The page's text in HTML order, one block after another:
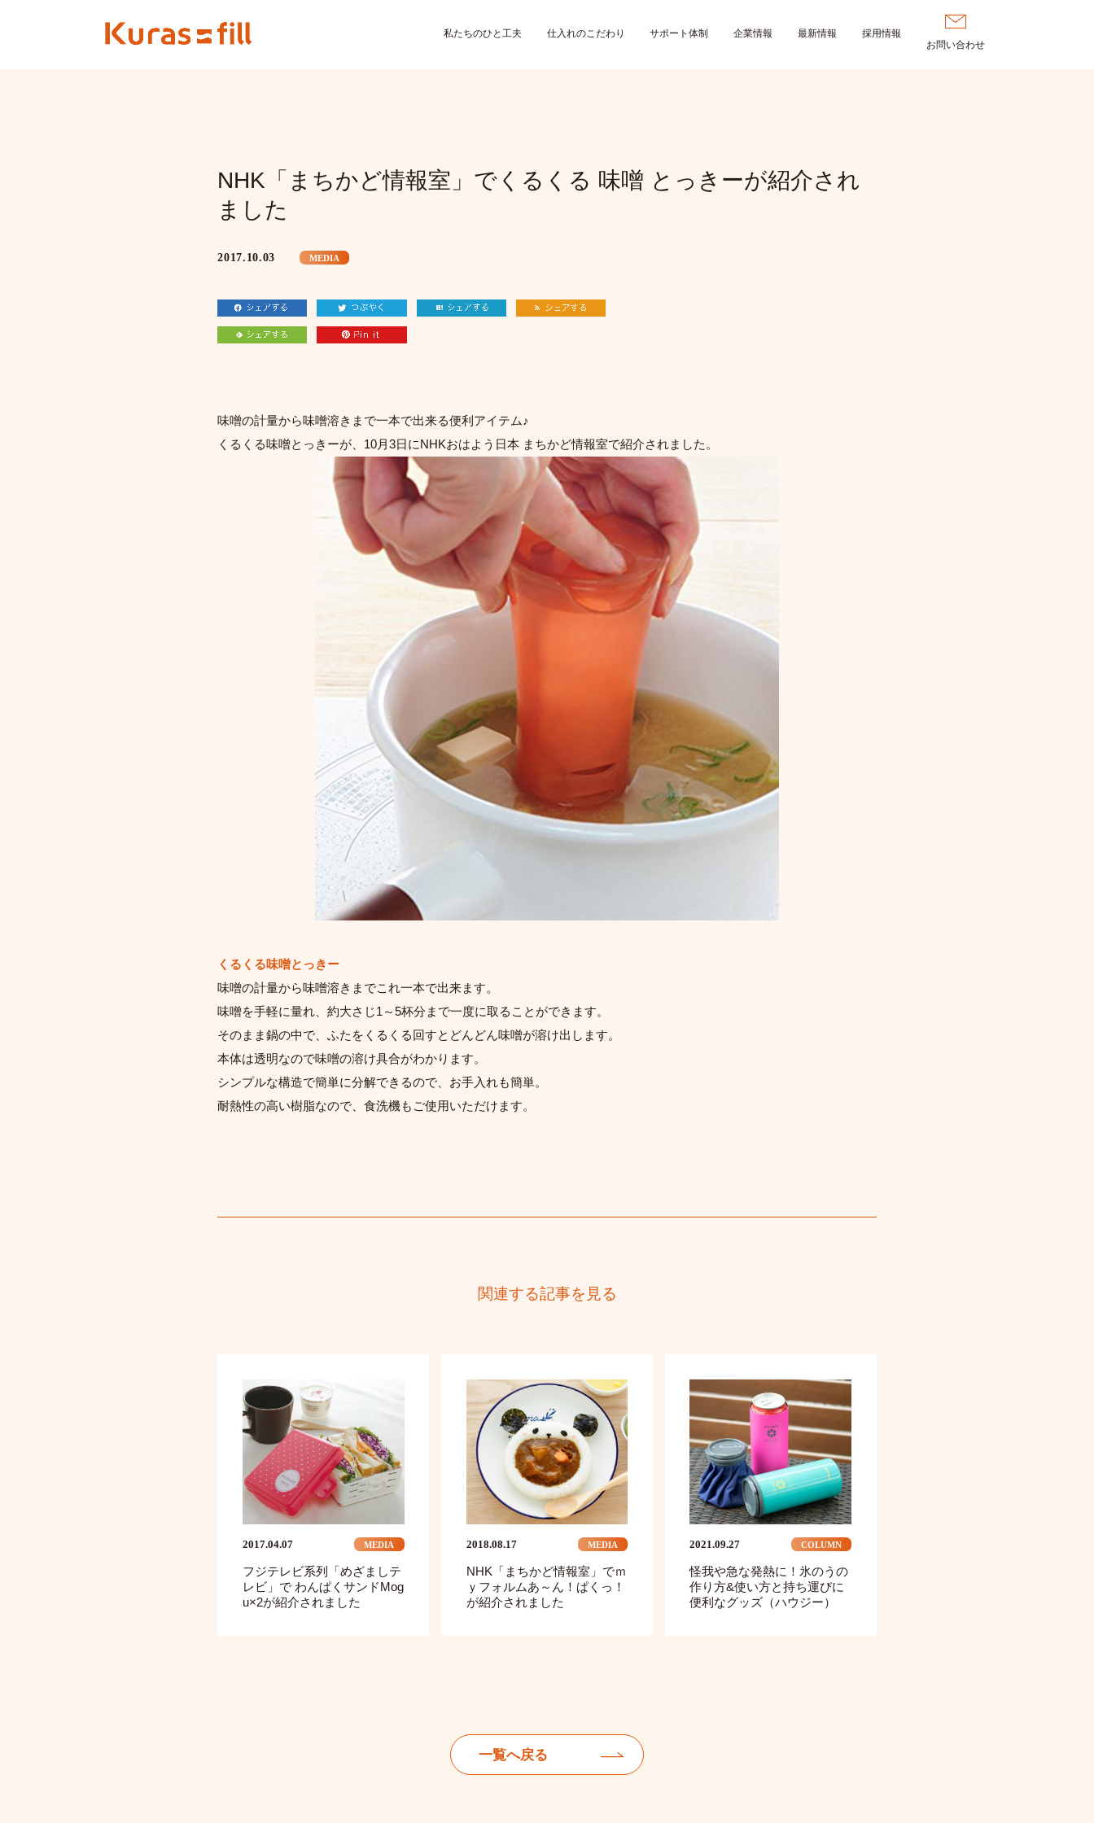
私たちのひと工夫 仕入れのこだわり サポート体制 企業情報 最新情報
採用情報
お問い合わせ
NHK「まちかど情報室」でくるくる 味噌 とっきーが紹介され
ました
2017.10.03 MEDIA
味噌の計量から味噌溶きまで一本で出来る便利アイテム♪
くるくる味噌とっきーが、10月3日にNHKおはよう日本 まちかど情報室で紹介されました。
くるくる味噌とっきー
味噌の計量から味噌溶きまでこれ一本で出来ます。
味噌を手軽に量れ、約大さじ1～5杯分まで一度に取ることができます。
そのまま鍋の中で、ふたをくるくる回すとどんどん味噌が溶け出します。
本体は透明なので味噌の溶け具合がわかります。
シンプルな構造で簡単に分解できるので、お手入れも簡単。
耐熱性の高い樹脂なので、食洗機もご使用いただけます。
関連する記事を見る
2017.04.07 MEDIA
フジテレビ系列「めざましテ
レビ」で わんぱくサンドMog
u×2が紹介されました
2018.08.17 MEDIA
NHK「まちかど情報室」でｍ
ｙフォルムあ～ん！ぱくっ！
が紹介されました
2021.09.27 COLUMN
怪我や急な発熱に！氷のうの
作り方&使い方と持ち運びに
便利なグッズ（ハウジー）
一覧へ戻る